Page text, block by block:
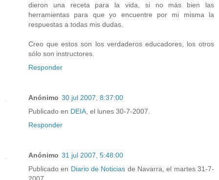
dieron una receta para la vida, si no más bien las
herramientas para que yo encuentre por mi misma la
respuestas a todas mis dudas.
Creo que estos son los verdaderos educadores, los otros
sólo son instructores.
Responder
Anónimo 30 jul 2007, 8:37:00
Publicado en DEIA , el lunes 30-7-2007.
Responder
Anónimo 31 jul 2007, 5:48:00
Publicado en Diario de Noticias de Navarra, el martes 31-7-